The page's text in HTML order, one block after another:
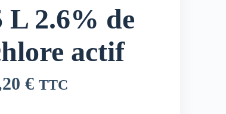
L 2.6% de
actif
€ TTC